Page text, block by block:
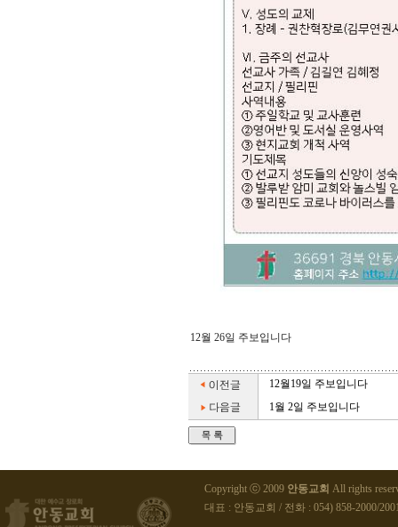
12월 26일 주보입니다
12월19일 주보입니다
1월 2일 주보입니다
Copyright ⓒ 2009 안동교회 All rights
대표 : 안동교회 / 전화 : 054) 858-2000/